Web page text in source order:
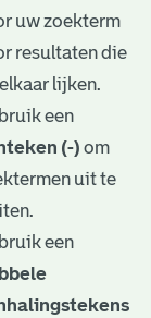
uw zoekterm
resultaten die
lijken.
een
(-) om
uit te
een